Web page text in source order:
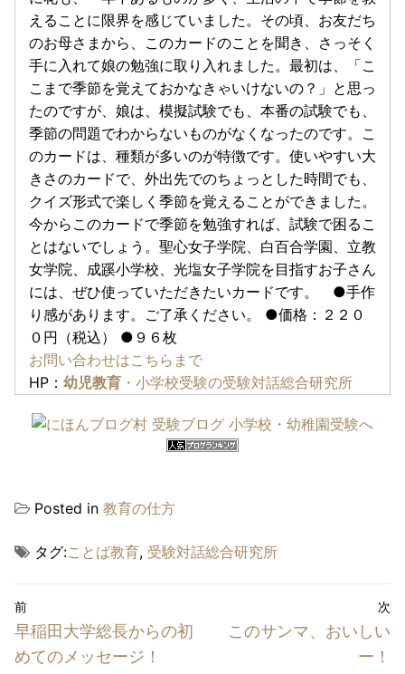
えることに限界を感じていました。その頃、お友だち
のお母さまから、このカードのことを聞き、さっそく
手に入れて娘の勉強に取り入れました。最初は、「こ
こまで季節を覚えておかなきゃいけないの？」と思っ
たのですが、娘は、模擬試験でも、本番の試験でも、
季節の問題でわからないものがなくなったのです。こ
のカードは、種類が多いのが特徴です。使いやすい大
きさのカードで、外出先でのちょっとした時間でも、
クイズ形式で楽しく季節を覚えることができました。
今からこのカードで季節を勉強すれば、試験で困るこ
とはないでしょう。聖心女子学院、白百合学園、立教
女学院、成蹊小学校、光塩女子学院を目指すお子さん
には、ぜひ使っていただきたいカードです。 ●手作
り感があります。ご了承ください。 ●価格：２２０
０円（税込） ●９６枚
お問い合わせはこちらまで
HP： 幼児教育 ・小学校受験の受験対話総合研究所
Posted in 教育の仕方
タグ:ことば教育, 受験対話総合研究所
投
稿
ナ
前
前
の
早稲田大学総長からの初
めてのメッセージ！
次
次
このサンマ、おいしい
ー！